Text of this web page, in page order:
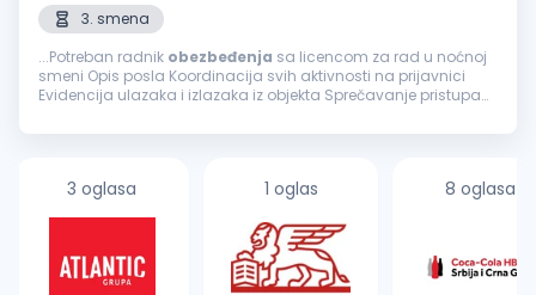
3. smena
...Potreban radnik obezbeđenja sa licencom za rad u noćnoj
smeni Opis posla Koordinacija svih aktivnosti na prijavnici
Evidencija ulazaka i izlazaka iz objekta Sprečavanje pristupa
obilazak...
3 oglasa 1 oglas 8 oglasa